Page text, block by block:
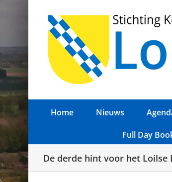
Home Nieuws
Full Day
De derde hint voor het Loilse